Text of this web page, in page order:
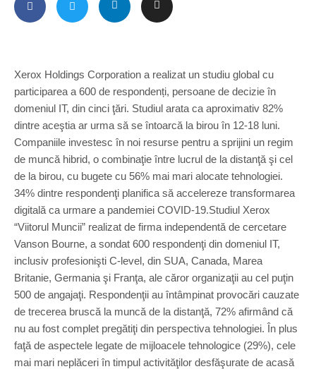
Xerox Holdings Corporation a realizat un studiu global cu
participarea a 600 de respondenți, persoane de decizie în
domeniul IT, din cinci ţări. Studiul arata ca aproximativ 82%
dintre aceştia ar urma să se întoarcă la birou în 12-18 luni.
Companiile investesc în noi resurse pentru a sprijini un regim
de muncă hibrid, o combinaţie între lucrul de la distanţă şi cel
de la birou, cu bugete cu 56% mai mari alocate tehnologiei.
34% dintre respondenţi planifica să accelereze transformarea
digitală ca urmare a pandemiei COVID-19.Studiul Xerox
“Viitorul Muncii” realizat de firma independentă de cercetare
Vanson Bourne, a sondat 600 respondenţi din domeniul IT,
inclusiv profesionişti C-level, din SUA, Canada, Marea
Britanie, Germania şi Franţa, ale căror organizaţii au cel puţin
500 de angajaţi. Respondenţii au întâmpinat provocări cauzate
de trecerea bruscă la muncă de la distanţă, 72% afirmând că
nu au fost complet pregătiţi din perspectiva tehnologiei. În plus
faţă de aspectele legate de mijloacele tehnologice (29%), cele
mai mari neplăceri în timpul activităţilor desfăşurate de acasă